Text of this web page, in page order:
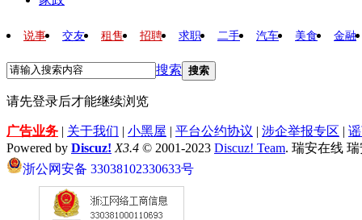
说事 交友 租售 招聘 求职 二手 汽车 美食 金融
搜索 搜索
请先登录后才能继续浏览
广告业务 | 关于我们 | 小黑屋 | 平台公约协议 | 涉企举报专区 |
Powered by Discuz! X3.4 © 2001-2023 Discuz! Team. 瑞安在线
浙公网安备 33038102330633号